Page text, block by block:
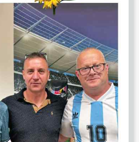
ÜGYINTÉZÉS
KÖZÖSSÉG
HÍREK
VÁLASZTÁSOK